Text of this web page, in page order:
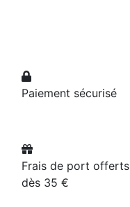
Paiement sécurisé
Frais de port offerts
dès 35 €